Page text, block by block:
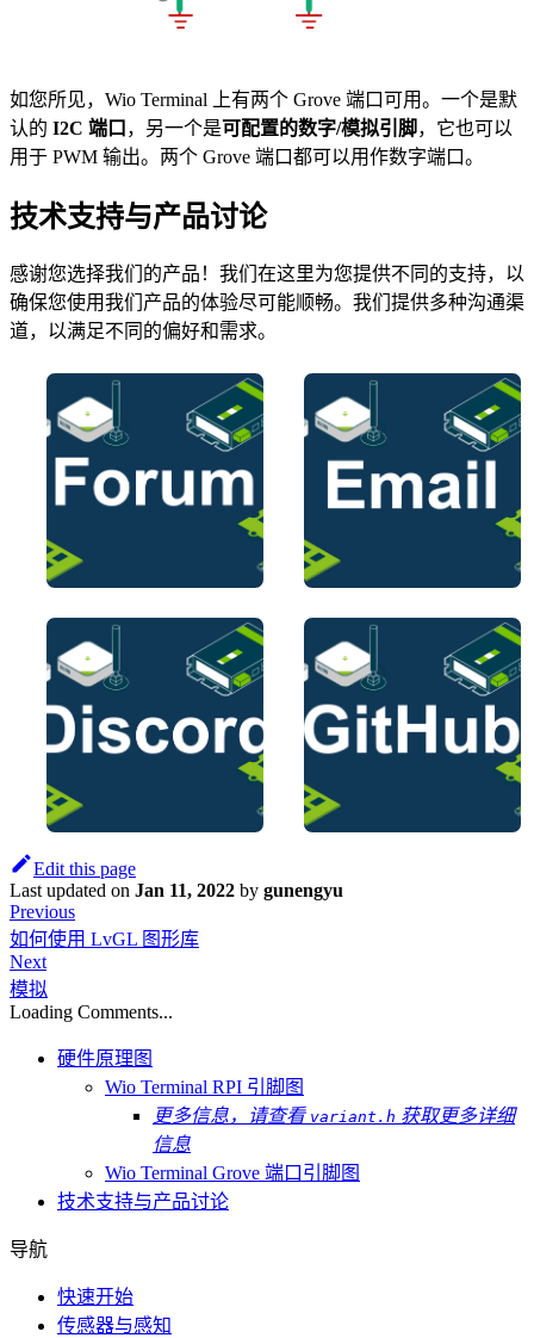
如您所见，Wio Terminal 上有两个 Grove 端口可用。一个是默
认的 I2C 端口 ，另一个是可配置的数字/模拟引脚，它也可以
用于 PWM 输出。两个 Grove 端口都可以用作数字端口。
技术支持与产品讨论
感谢您选择我们的产品！我们在这里为您提供不同的支持，以
确保您使用我们产品的体验尽可能顺畅。我们提供多种沟通渠
道，以满足不同的偏好和需求。
Edit this page
Last updated on Jan 11, 2022 by gunengyu
Previous
如何使用 LvGL 图形库
Next
模拟
Loading Comments...
硬件原理图
Wio Terminal RPI 引脚图
更多信息，请查看 variant.h 获取更多详细
信息
Wio Terminal Grove 端口引脚图
技术支持与产品讨论
导航
快速开始
传感器与感知